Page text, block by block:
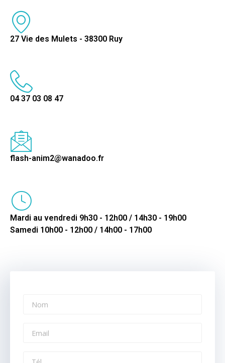
27 Vie des Mulets - 38300 Ruy
04 37 03 08 47
flash-anim2@wanadoo.fr
Mardi au vendredi 9h30 - 12h00 / 14h30 - 19h00
Samedi 10h00 - 12h00 / 14h00 - 17h00